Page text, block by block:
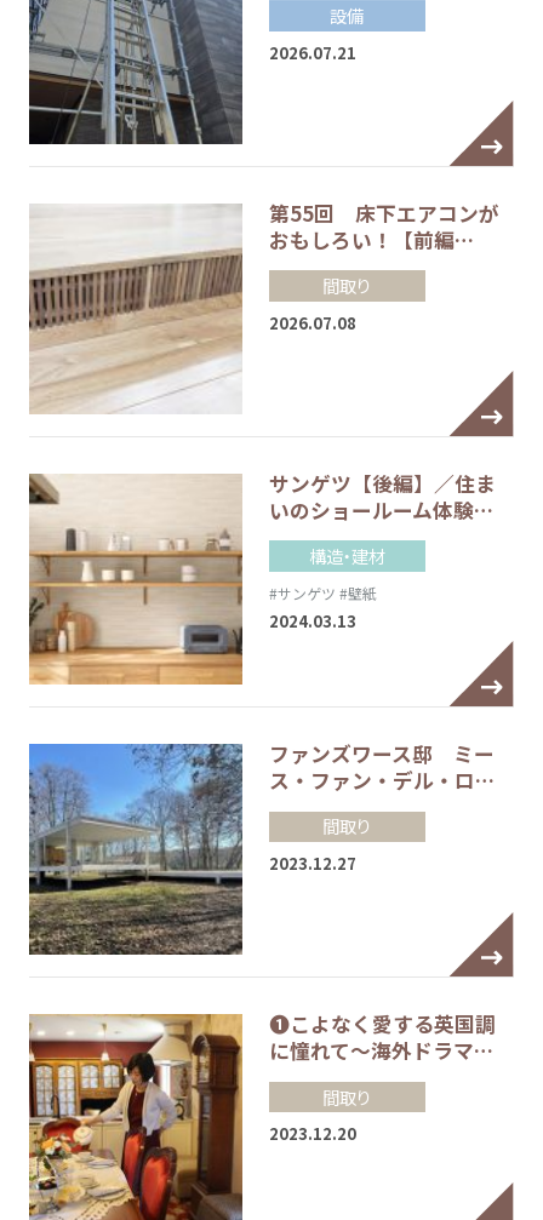
設備
2026.07.21
第55回 床下エアコンが
おもしろい！【前編…
間取り
2026.07.08
サンゲツ【後編】／住ま
いのショールーム体験…
構造・建材
#サンゲツ #壁紙
2024.03.13
ファンズワース邸 ミー
ス・ファン・デル・ロ…
間取り
2023.12.27
❶こよなく愛する英国調
に憧れて～海外ドラマ…
間取り
2023.12.20